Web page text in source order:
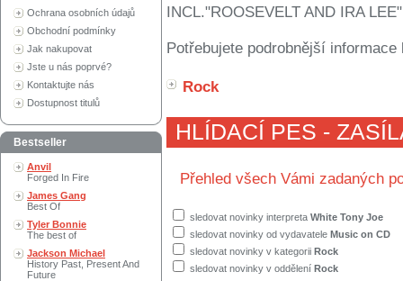
Ochrana osobních údajů
Obchodní podmínky
Jak nakupovat
Jste u nás poprvé?
Kontaktujte nás
Dostupnost titulů
Bestseller
Anvil
Forged In Fire
James Gang
Best Of
Tyler Bonnie
The best of
Jackson Michael
History Past, Present And
Future
INCL."ROOSEVELT AND IRA
Potřebujete podrobnější
Rock
HLÍDACÍ PES -
Přehled všech Vámi zadaných
sledovat novinky interpreta White Tony Joe
sledovat novinky od vydavatele Music on CD
sledovat novinky v kategorii Rock
sledovat novinky v oddělení Rock